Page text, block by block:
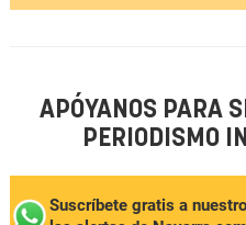
APÓYANOS PARA
PERIODISMO
Suscríbete gratis a